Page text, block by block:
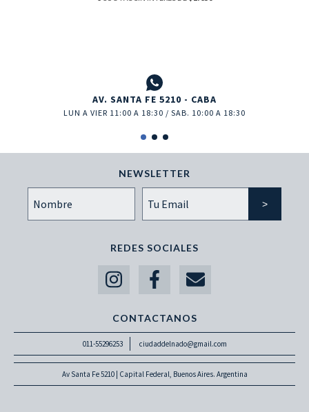
AV. SANTA FE 5210 - CABA
LUN A VIER 11:00 A 18:30 / SAB. 10:00 A 18:30
NEWSLETTER
REDES SOCIALES
CONTACTANOS
011-55296253 ciudaddelnado@gmail.com
Av Santa Fe 5210 | Capital Federal, Buenos Aires. Argentina